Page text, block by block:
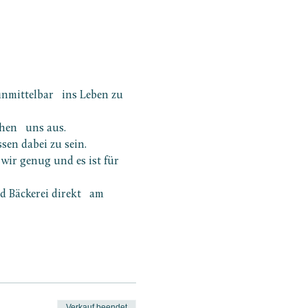
ins Leben zu
uns aus.
dabei zu sein.
genug und es ist für
direkt   am